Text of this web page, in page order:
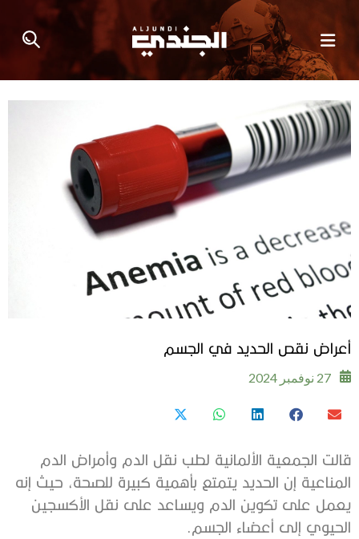
أعراض نقص الحديد في الجسم
27 نوفمبر 2024
قالت الجمعية الألمانية لطب نقل الدم وأمراض الدم
المناعية إن الحديد يتمتع بأهمية كبيرة للصحة، حيث إنه
يعمل على تكوين الدم ويساعد على نقل الأكسجين
الحيوي إلى أعضاء الجسم.